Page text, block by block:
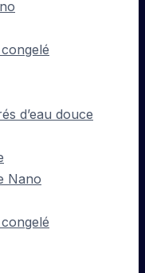
d’eau douce
Nano